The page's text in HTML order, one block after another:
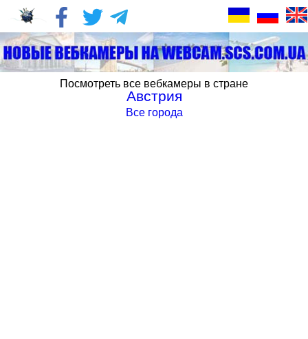
Посмотреть все вебкамеры в стране
Австрия
Все города